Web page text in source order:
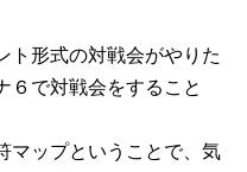
ト形式の対戦会がやりた
６で対戦会をすること
マップということで、気